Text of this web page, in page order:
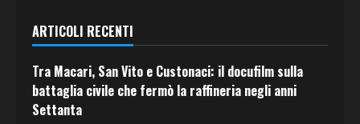
ARTICOLI RECENTI
Tra Macari, San Vito e Custonaci: il docufilm sulla
battaglia civile che fermò la raffineria negli anni
Settanta